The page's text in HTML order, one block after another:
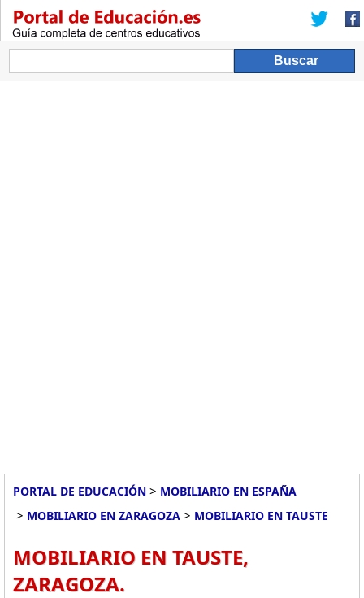
PORTAL DE EDUCACIÓN > MOBILIARIO EN ESPAÑA
> MOBILIARIO EN ZARAGOZA > MOBILIARIO EN TAUSTE
MOBILIARIO EN TAUSTE,
ZARAGOZA.